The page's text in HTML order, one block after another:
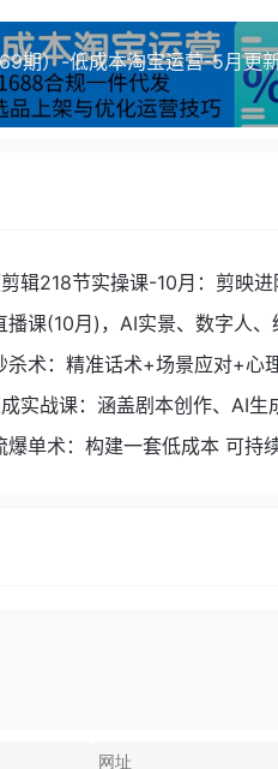
辑218节实操课-10月：剪映
月入2万
播课(10月)，AI实景、数字人
自动盈利
杀术：精准话术+场景应对+心
200%
实战课：涵盖剧本创作、AI生
破万
爆单术：构建一套低成本 可持